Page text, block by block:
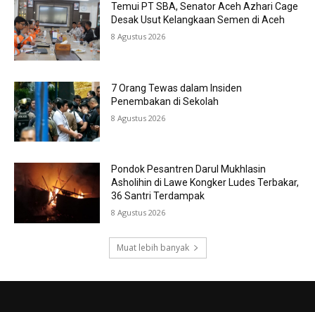
Temui PT SBA, Senator Aceh Azhari Cage
Desak Usut Kelangkaan Semen di Aceh
8 Agustus 2026
7 Orang Tewas dalam Insiden
Penembakan di Sekolah
8 Agustus 2026
Pondok Pesantren Darul Mukhlasin
Asholihin di Lawe Kongker Ludes Terbakar,
36 Santri Terdampak
8 Agustus 2026
Muat lebih banyak